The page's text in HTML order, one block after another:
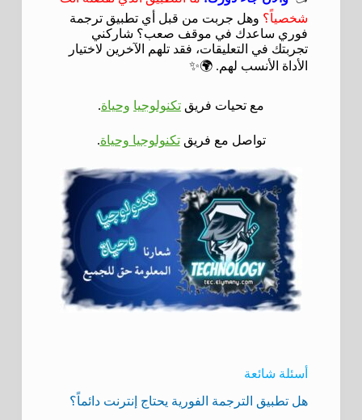
شخصياً؟ وهل جربت من قبل أي تطبيق ترجمة
فوري ساعدك في موقف صعب؟ شاركني
تجربتك في التعليقات، فقد تلهم الآخرين لاختيار
الأداة الأنسب لهم. 🌍✨
مع تحيات فريق تكنولوجيا وحياة.
تواصل مع فريقتكنولوجيا وحياة.
أسئلة شائعة
هل تطبيق الترجمة الفورية يحتاج إنترنت دائماً؟